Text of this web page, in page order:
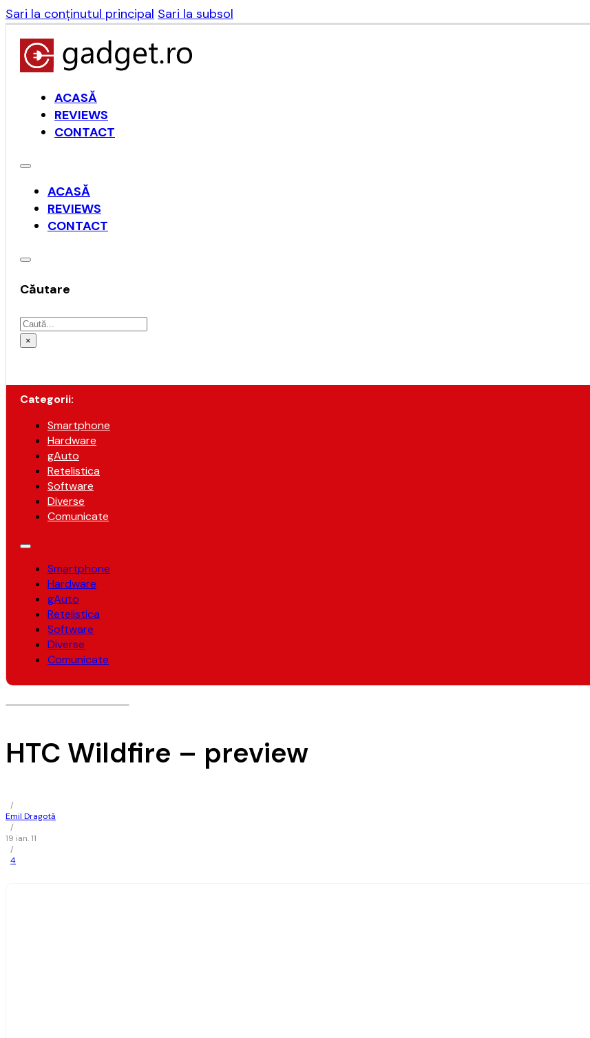
Sari la conținutul principal Sari la subsol
ACASĂ
REVIEWS
CONTACT
ACASĂ
REVIEWS
CONTACT
Căutare
Caută
×
Categorii:
Smartphone
Hardware
gAuto
Retelistica
Software
Diverse
Comunicate
Smartphone
Hardware
gAuto
Retelistica
Software
Diverse
Comunicate
HTC Wildfire – preview
/
Emil Dragotă
/
19 ian. 11
/
4